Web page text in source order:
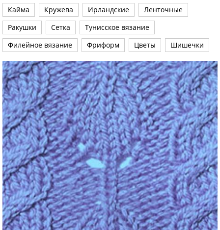
Кайма
Кружева Ирландские
Ленточные
Ракушки
Сетка
Тунисское вязание
Филейное вязание
Фриформ Цветы Шишечки